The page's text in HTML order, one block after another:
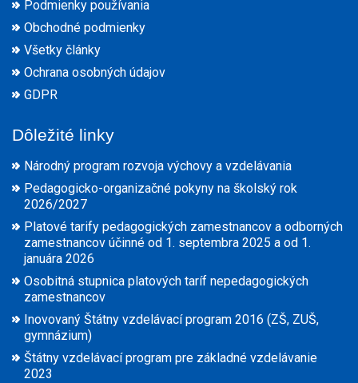
Podmienky používania
Obchodné podmienky
Všetky články
Ochrana osobných údajov
GDPR
Dôležité linky
Národný program rozvoja výchovy a vzdelávania
Pedagogicko-organizačné pokyny na školský rok
2026/2027
Platové tarify pedagogických zamestnancov a odborných
zamestnancov účinné od 1. septembra 2025 a od 1.
januára 2026
Osobitná stupnica platových taríf nepedagogických
zamestnancov
Inovovaný Štátny vzdelávací program 2016 (ZŠ, ZUŠ,
gymnázium)
Štátny vzdelávací program pre základné vzdelávanie
2023